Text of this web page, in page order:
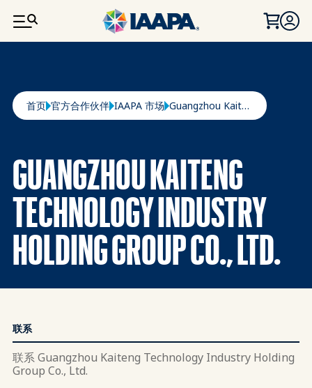
跳转到主要内容
面包屑
首页 官方合作伙伴 IAAPA 市场 Guangzhou Kaiteng Technology Industry Holding Group Co., Ltd.
GUANGZHOU KAITENG
TECHNOLOGY INDUSTRY
HOLDING GROUP CO., LTD.
联系
联系 Guangzhou Kaiteng Technology Industry Holding
Group Co., Ltd.